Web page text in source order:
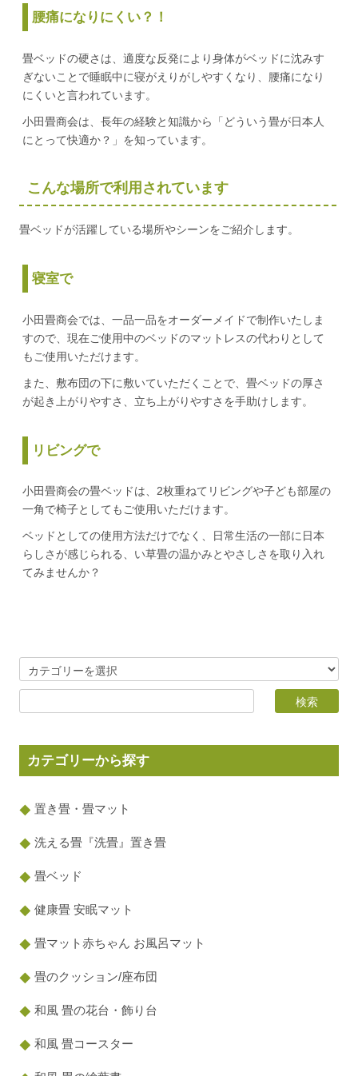
腰痛になりにくい？！
畳ベッドの硬さは、適度な反発により身体がベッドに沈みす
ぎないことで睡眠中に寝がえりがしやすくなり、腰痛になり
にくいと言われています。
小田畳商会は、長年の経験と知識から「どういう畳が日本人
にとって快適か？」を知っています。
こんな場所で利用されています
畳ベッドが活躍している場所やシーンをご紹介します。
寝室で
小田畳商会では、一品一品をオーダーメイドで制作いたしま
すので、現在ご使用中のベッドのマットレスの代わりとして
もご使用いただけます。
また、敷布団の下に敷いていただくことで、畳ベッドの厚さ
が起き上がりやすさ、立ち上がりやすさを手助けします。
リビングで
小田畳商会の畳ベッドは、2枚重ねてリビングや子ども部屋の
一角で椅子としてもご使用いただけます。
ベッドとしての使用方法だけでなく、日常生活の一部に日本
らしさが感じられる、い草畳の温かみとやさしさを取り入れ
てみませんか？
カテゴリーから探す
置き畳・畳マット
洗える畳『洗畳』置き畳
畳ベッド
健康畳 安眠マット
畳マット赤ちゃん お風呂マット
畳のクッション/座布団
和風 畳の花台・飾り台
和風 畳コースター